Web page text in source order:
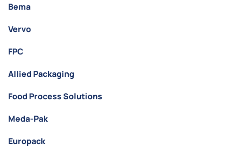
Bema
Vervo
FPC
Allied Packaging
Food Process Solutions
Meda-Pak
Europack